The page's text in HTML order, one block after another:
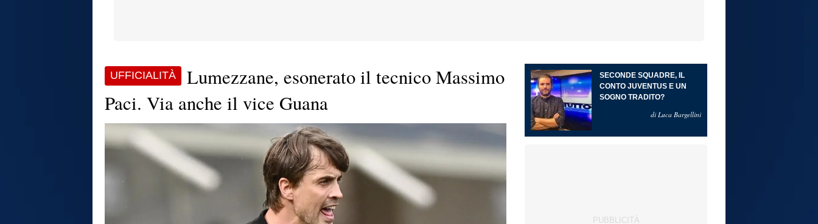
UFFICIALITÀ
Lumezzane, esonerato il tecnico Massimo
Paci. Via anche il vice Guana
SECONDE SQUADRE, IL
CONTO JUVENTUS E UN
SOGNO TRADITO?
di Luca Bargellini